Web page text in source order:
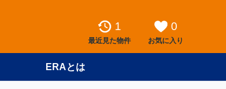
1
最近見た物件
0
お気に入り
ERAとは